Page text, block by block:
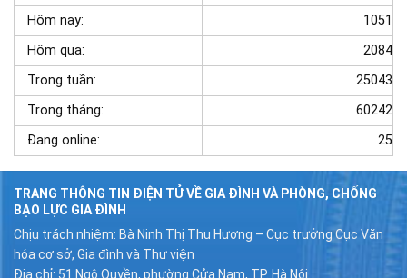
Hôm nay:
1051
Hôm qua:
2084
Trong tuần:
25043
Trong tháng:
60242
Đang online:
25
TRANG THÔNG TIN ĐIỆN TỬ VỀ GIA ĐÌNH VÀ PHÒNG, CHỐNG
BẠO LỰC GIA ĐÌNH
Chịu trách nhiệm: Bà Ninh Thị Thu Hương – Cục trưởng Cục Văn
hóa cơ sở, Gia đình và Thư viện
Địa chỉ: 51 Ngô Quyền, phường Cửa Nam, TP. Hà Nội.